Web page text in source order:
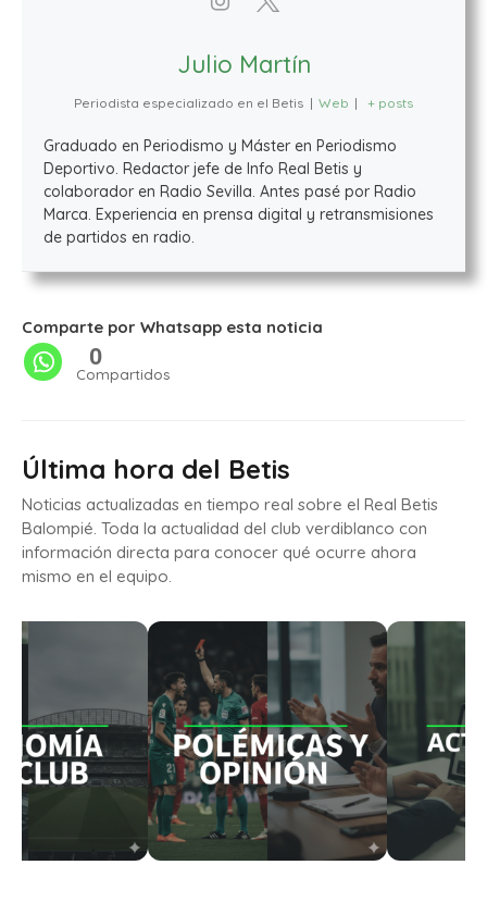
Julio Martín
Periodista especializado en el Betis | Web | + posts
Graduado en Periodismo y Máster en Periodismo
Deportivo. Redactor jefe de Info Real Betis y
colaborador en Radio Sevilla. Antes pasé por Radio
Marca. Experiencia en prensa digital y retransmisiones
de partidos en radio.
Comparte por Whatsapp esta noticia
0
Compartidos
Última hora del Betis
Noticias actualizadas en tiempo real sobre el Real Betis
Balompié. Toda la actualidad del club verdiblanco con
información directa para conocer qué ocurre ahora
mismo en el equipo.